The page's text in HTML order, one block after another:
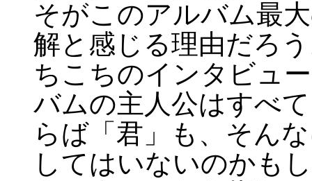
そがこのアルバム最
解と感じる理由だろ
ちこちのインタビュ
バムの主人公はすべ
らば「君」も、そん
してはいないのかも